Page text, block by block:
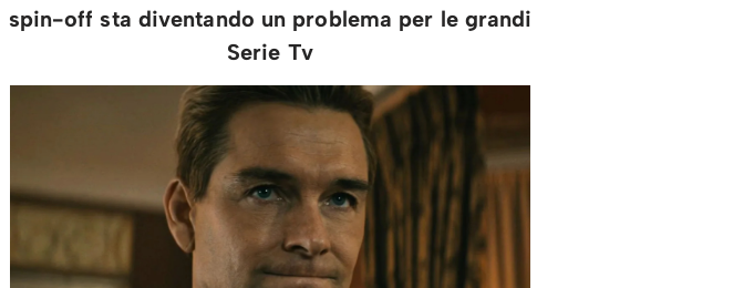
spin-off sta diventando un problema per le grandi
Serie Tv